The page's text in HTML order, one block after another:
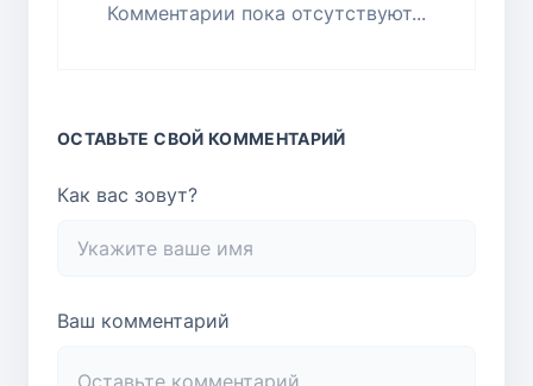
Комментарии пока отсутствуют...
ОСТАВЬТЕ СВОЙ КОММЕНТАРИЙ
Как вас зовут?
Ваш комментарий